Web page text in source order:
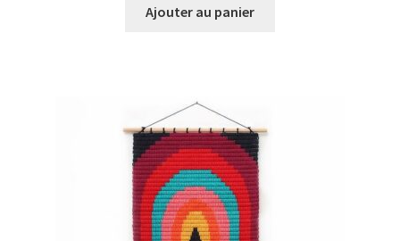
Ajouter au panier